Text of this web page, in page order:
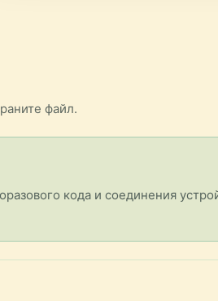
файл.
кода и соединения